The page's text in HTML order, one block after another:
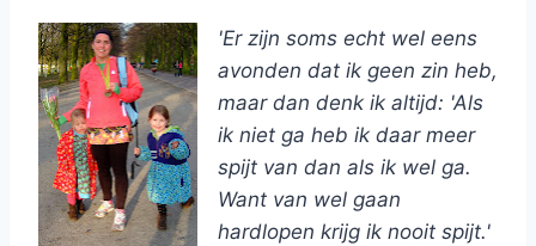
'Er zijn soms echt wel eens
avonden dat ik geen zin heb,
maar dan denk ik altijd: 'Als
ik niet ga heb ik daar meer
spijt van dan als ik wel ga.
Want van wel gaan
hardlopen krijg ik nooit spijt.'